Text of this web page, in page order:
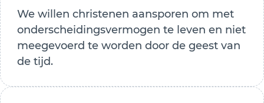
We willen christenen aansporen om met
onderscheidingsvermogen te leven en niet
meegevoerd te worden door de geest van
de tijd.